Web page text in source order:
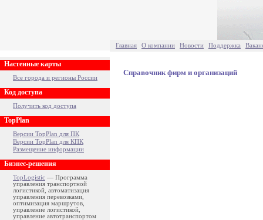
Главная О компании Новости Поддержка
Настенные карты
Все города и регионы России
Код доступа
Получить код доступа
TopPlan
Версии TopPlan для ПК
Версии TopPlan для КПК
Размещение информации
Бизнес-решения
TopLogistic — Программа
управления транспортной
логистикой, автоматизация
управления перевозками,
оптимизация маршрутов,
управление логистикой,
управление автотранспортом
Справочник фирм и организаций